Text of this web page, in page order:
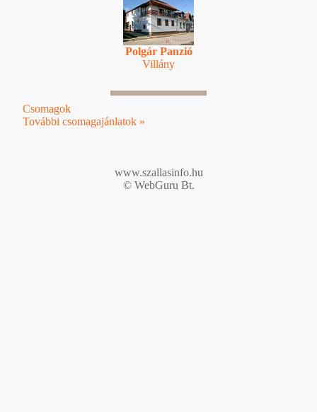
Polgár Panzió
Villány
Csomagok
További csomagajánlatok »
www.szallasinfo.hu
© WebGuru Bt.